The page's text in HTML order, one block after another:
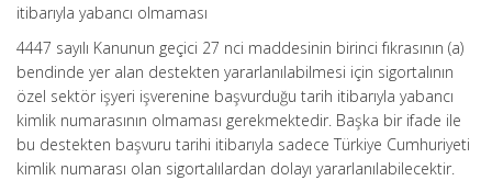
itibarıyla yabancı olmaması
4447 sayılı Kanunun geçici 27 nci maddesinin birinci fıkrasının (a)
bendinde yer alan destekten yararlanılabilmesi için sigortalının
özel sektör işyeri işverenine başvurduğu tarih itibarıyla yabancı
kimlik numarasının olmaması gerekmektedir. Başka bir ifade ile
bu destekten başvuru tarihi itibarıyla sadece Türkiye Cumhuriyeti
kimlik numarası olan sigortalılardan dolayı yararlanılabilecektir.